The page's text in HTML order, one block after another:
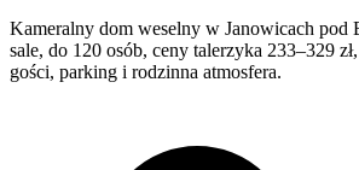
Kameralny dom weselny w Janowicach pod
sale, do 120 osób, ceny talerzyka 233–329
gości, parking i rodzinna atmosfera.